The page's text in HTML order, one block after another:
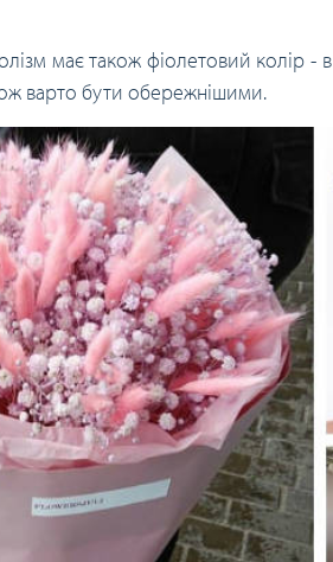
має також фіолетовий колір -
варто бути обережнішими.